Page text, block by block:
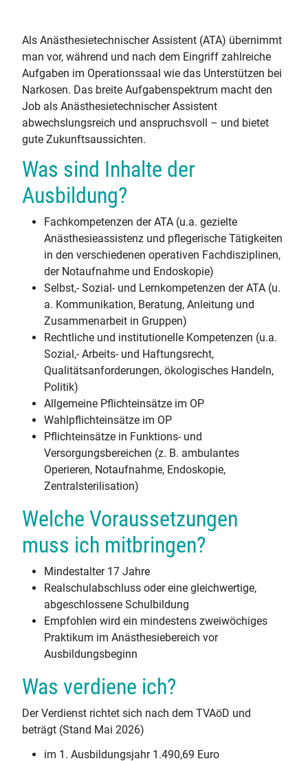
Als Anästhesietechnischer Assistent (ATA) übernimmt
man vor, während und nach dem Eingriff zahlreiche
Aufgaben im Operationssaal wie das Unterstützen bei
Narkosen. Das breite Aufgabenspektrum macht den
Job als Anästhesietechnischer Assistent
abwechslungsreich und anspruchsvoll – und bietet
gute Zukunftsaussichten.
Was sind Inhalte der
Ausbildung?
Fachkompetenzen der ATA (u.a. gezielte
Anästhesieassistenz und pflegerische Tätigkeiten
in den verschiedenen operativen Fachdisziplinen,
der Notaufnahme und Endoskopie)
Selbst,- Sozial- und Lernkompetenzen der ATA (u.
a. Kommunikation, Beratung, Anleitung und
Zusammenarbeit in Gruppen)
Rechtliche und institutionelle Kompetenzen (u.a.
Sozial,- Arbeits- und Haftungsrecht,
Qualitätsanforderungen, ökologisches Handeln,
Politik)
Allgemeine Pflichteinsätze im OP
Wahlpflichteinsätze im OP
Pflichteinsätze in Funktions- und
Versorgungsbereichen (z. B. ambulantes
Operieren, Notaufnahme, Endoskopie,
Zentralsterilisation)
Welche Voraussetzungen
muss ich mitbringen?
Mindestalter 17 Jahre
Realschulabschluss oder eine gleichwertige,
abgeschlossene Schulbildung
Empfohlen wird ein mindestens zweiwöchiges
Praktikum im Anästhesiebereich vor
Ausbildungsbeginn
Was verdiene ich?
Der Verdienst richtet sich nach dem TVAöD und
beträgt (Stand Mai 2026)
im 1. Ausbildungsjahr 1.490,69 Euro